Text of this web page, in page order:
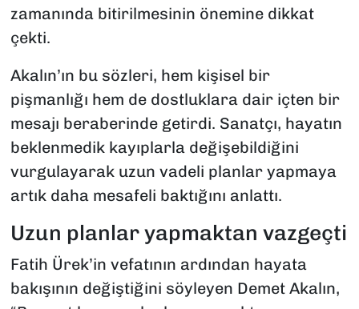
zamanında bitirilmesinin önemine dikkat
çekti.
Akalın’ın bu sözleri, hem kişisel bir
pişmanlığı hem de dostluklara dair içten bir
mesajı beraberinde getirdi. Sanatçı, hayatın
beklenmedik kayıplarla değişebildiğini
vurgulayarak uzun vadeli planlar yapmaya
artık daha mesafeli baktığını anlattı.
Uzun planlar yapmaktan vazgeçti
Fatih Ürek’in vefatının ardından hayata
bakışının değiştiğini söyleyen Demet Akalın,